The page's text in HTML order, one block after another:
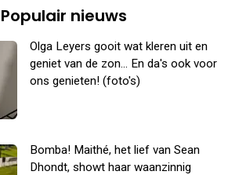
Populair nieuws
Olga Leyers gooit wat kleren uit en
geniet van de zon... En da's ook voor
ons genieten! (foto's)
Bomba! Maithé, het lief van Sean
Dhondt, showt haar waanzinnig